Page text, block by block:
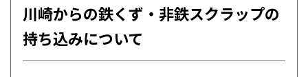
川崎からの鉄くず・非鉄スクラップの
持ち込みについて